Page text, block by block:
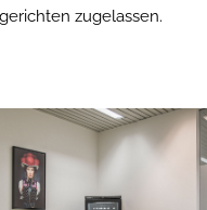
zugelassen.